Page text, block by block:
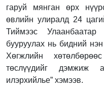
гаруй мянган өрх
өвлийн улиралд 24
Тиймээс
бууруулах нь бидний
Хөгжлийн
төслүүдийг дэмжиж
илэрхийлье” хэмээв.